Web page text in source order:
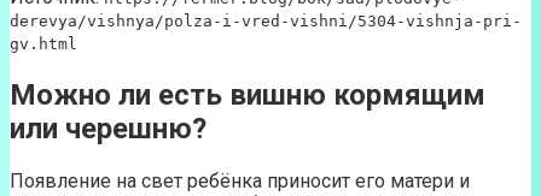
derevya/vishnya/polza-i-vred-vishni/5304-vishnja-pri-
gv.html
Можно ли есть вишню кормящим
или черешню?
Появление на свет ребёнка приносит его матери и